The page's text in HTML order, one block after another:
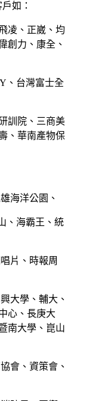
如：
凌、正崴、均
創力、康全、
、台灣富士全
訓院、三商美
、華南產物保
海洋公園、
、海霸王、統
片、時報周
大學、輔大、
心、長庚大
南大學、崑山
會、資策會、